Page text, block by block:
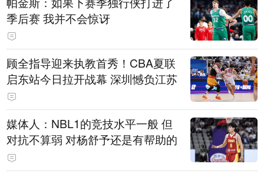
季后赛 我并不会惊讶
顾全指导迎来执教首秀！CBA夏联
启东站今日拉开战幕 深圳憾负江苏
媒体人：NBL1的竞技水平一般 但
对抗不算弱 对杨舒予还是有帮助的